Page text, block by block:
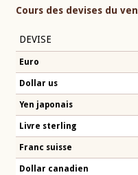
Cours des devises du
DEVISE
Euro
Dollar us
Yen japonais
Livre sterling
Franc suisse
Dollar canadien